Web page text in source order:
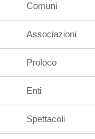
Comuni
Associazioni
Proloco
Enti
Spettacoli